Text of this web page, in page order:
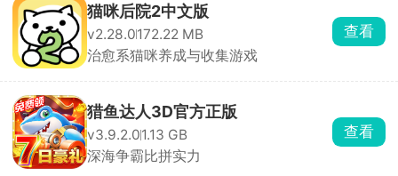
猫咪后院2中文版
v2.28.0172.22 MB
治愈系猫咪养成与收集游戏
查看
猎鱼达人3D官方正版
v3.9.2.01.13 GB
深海争霸比拼实力
查看